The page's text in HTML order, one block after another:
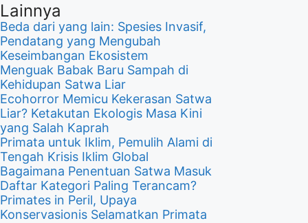
Lainnya
Beda dari yang lain: Spesies Invasif,
Pendatang yang Mengubah
Keseimbangan Ekosistem
Menguak Babak Baru Sampah di
Kehidupan Satwa Liar
Ecohorror Memicu Kekerasan Satwa
Liar? Ketakutan Ekologis Masa Kini
yang Salah Kaprah
Primata untuk Iklim, Pemulih Alami di
Tengah Krisis Iklim Global
Bagaimana Penentuan Satwa Masuk
Daftar Kategori Paling Terancam?
Primates in Peril, Upaya
Konservasionis Selamatkan Primata